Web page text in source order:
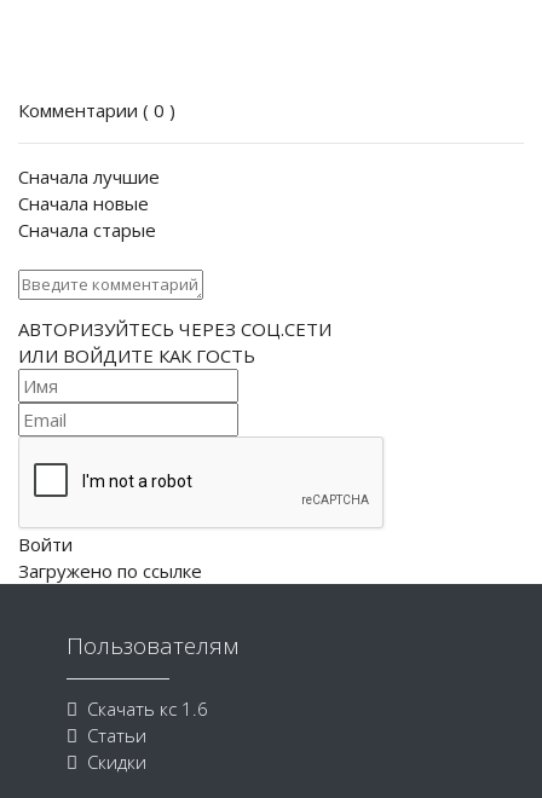
Комментарии ( 0 )
Сначала лучшие
Сначала новые
Сначала старые
АВТОРИЗУЙТЕСЬ ЧЕРЕЗ СОЦ.СЕТИ
ИЛИ ВОЙДИТЕ КАК ГОСТЬ
Войти
Загружено по ссылке
Пользователям
Скачать кс 1.6
Статьи
Скидки